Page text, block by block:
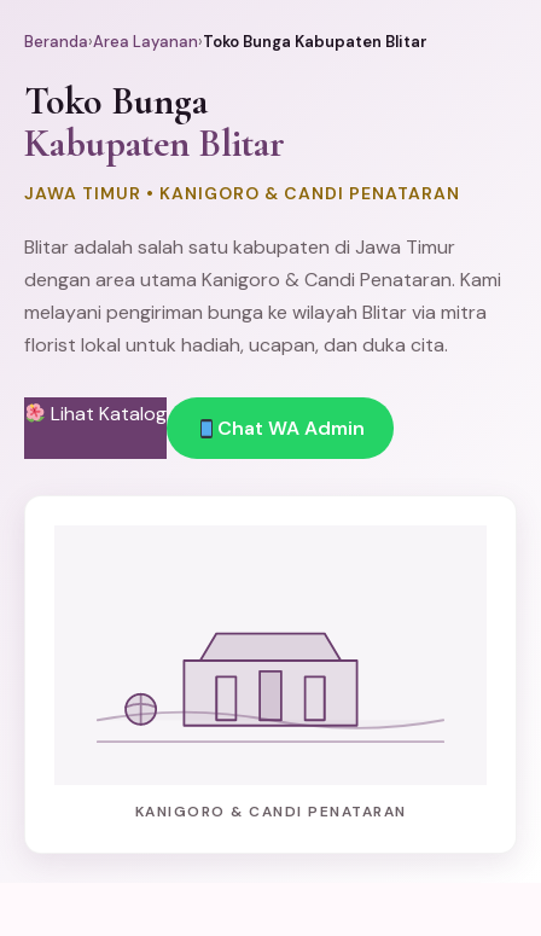
Beranda›Area Layanan›Toko Bunga Kabupaten Blitar
Toko Bunga
Kabupaten Blitar
JAWA TIMUR • KANIGORO & CANDI PENATARAN
Blitaradalah salah satu kabupaten di Jawa Timur
dengan area utama Kanigoro & Candi Penataran. Kami
melayani pengiriman bunga ke wilayah Blitar via mitra
florist lokal untuk hadiah, ucapan, dan duka cita.
Lihat Katalog
Chat WA Admin
KANIGORO & CANDI PENATARAN